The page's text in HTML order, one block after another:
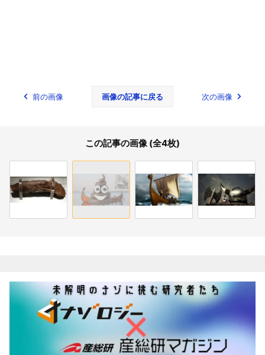
前の画像 画像の記事に戻る 次の画像
この記事の画像 (全4枚)